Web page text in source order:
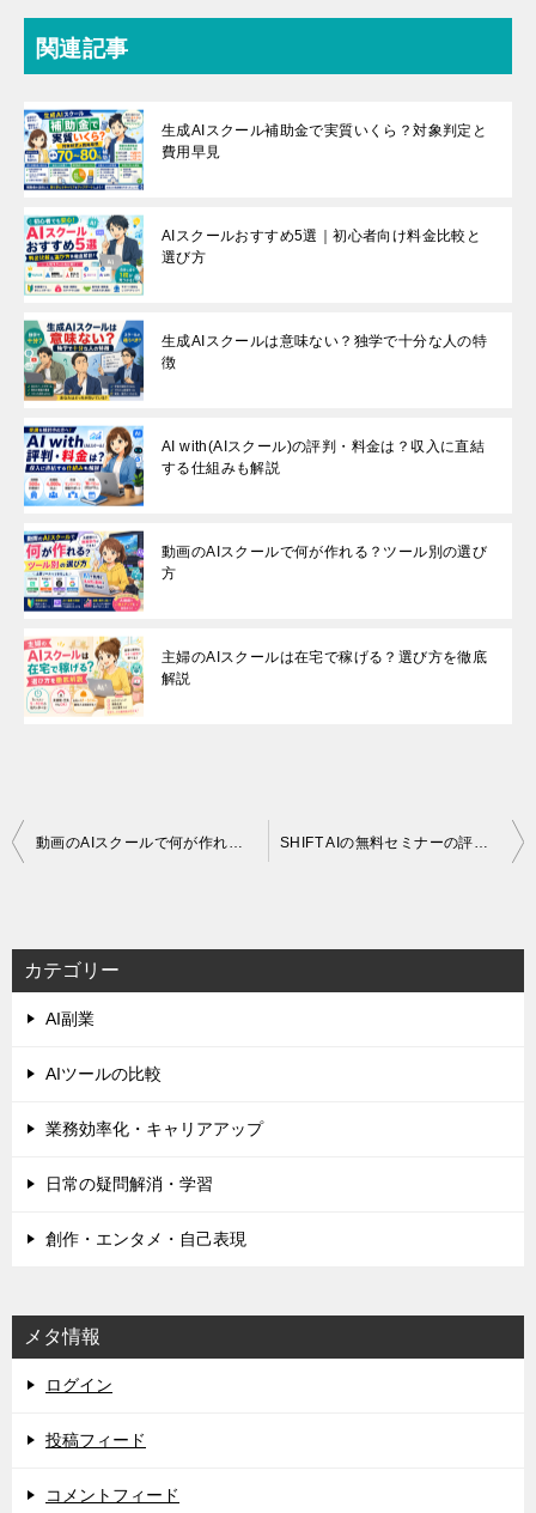
関連記事
生成AIスクール補助金で実質いくら？対象判定と
費用早見
AIスクールおすすめ5選｜初心者向け料金比較と
選び方
生成AIスクールは意味ない？独学で十分な人の特
徴
AI with(AIスクール)の評判・料金は？収入に直結
する仕組みも解説
動画のAIスクールで何が作れる？ツール別の選び
方
主婦のAIスクールは在宅で稼げる？選び方を徹底
解説
投
ビ
ゲ
ー
シ
動画のAIスクールで何が作れる？ツール別の選び方 SHIFT AIの無料セミナーの評判｜参加前に知るべき全知識
カテゴリー
AI副業
AIツールの比較
業務効率化・キャリアアップ
日常の疑問解消・学習
創作・エンタメ・自己表現
メタ情報
ログイン
投稿フィード
コメントフィード